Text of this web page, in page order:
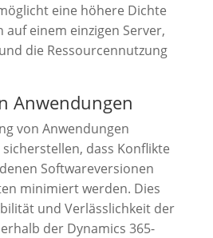
eine höhere Dichte
auf einem einzigen Server,
die Ressourcennutzung
Anwendungen
von Anwendungen
dass Konflikte
Softwareversionen
minimiert werden. Dies
und Verlässlichkeit der
der Dynamics 365-